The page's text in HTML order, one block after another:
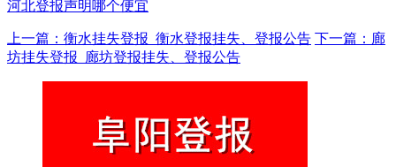
河北登报声明哪个便宜
上一篇：衡水挂失登报_衡水登报挂失、登报公告 下一篇：廊
坊挂失登报_廊坊登报挂失、登报公告